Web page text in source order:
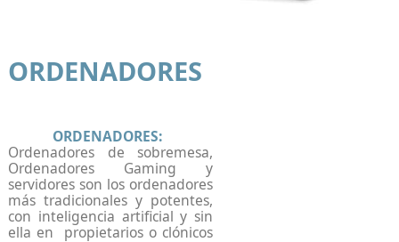
ORDENADORES
ORDENADORES:
Ordenadores de sobremesa,
Ordenadores Gaming y
servidores son los ordenadores
más tradicionales y potentes,
con inteligencia artificial y sin
ella en propietarios o clónicos